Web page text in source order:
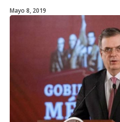
Mayo 8, 2019